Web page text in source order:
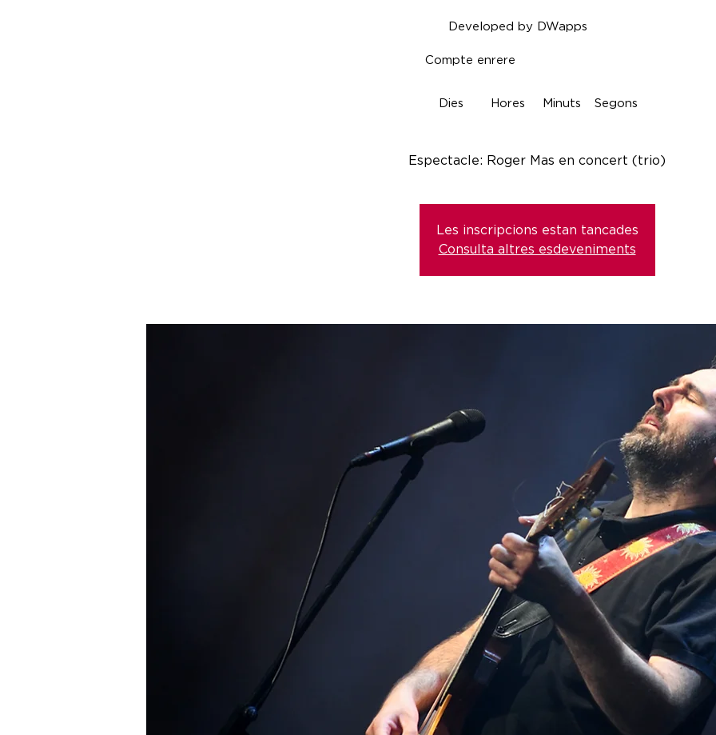
Segons
Minuts
Hores
Dies
Compte enrere
Developed by DWapps
Espectacle: Roger Mas en concert (trio)
Les inscripcions estan tancades
Consulta altres esdeveniments